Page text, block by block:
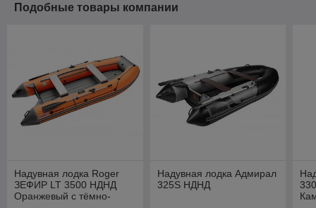
Подобные товары компании
Надувная лодка Roger
ЗЕФИР LT 3500 НДНД
Оранжевый с тёмно-
Надувная лодка Адмирал
325S НДНД